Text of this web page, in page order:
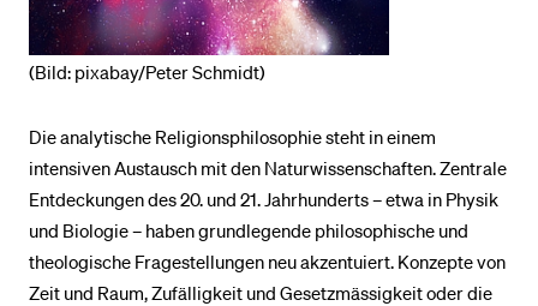
(Bild: pixabay/Peter Schmidt)
Die analytische Religionsphilosophie steht in einem
intensiven Austausch mit den Naturwissenschaften. Zentrale
Entdeckungen des 20. und 21. Jahrhunderts – etwa in Physik
und Biologie – haben grundlegende philosophische und
theologische Fragestellungen neu akzentuiert. Konzepte von
Zeit und Raum, Zufälligkeit und Gesetzmässigkeit oder die